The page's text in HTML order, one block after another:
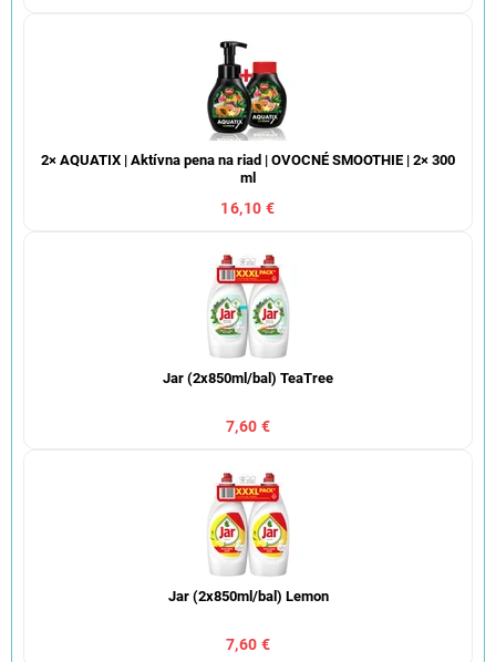
2× AQUATIX | Aktívna pena na riad | OVOCNÉ SMOOTHIE | 2× 300
ml
16,10 €
Jar (2x850ml/bal) TeaTree
7,60 €
Jar (2x850ml/bal) Lemon
7,60 €